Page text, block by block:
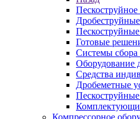
Готовые
Системы сбора
Оборудование
Средства
Дробеметные
Компрессорное